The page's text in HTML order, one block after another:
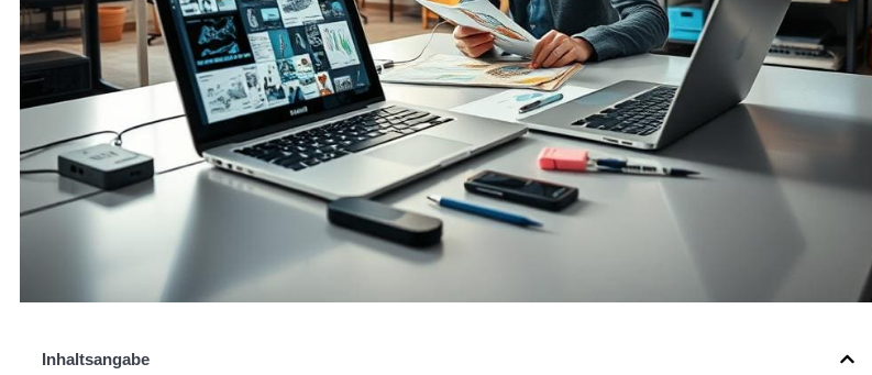
Inhaltsangabe